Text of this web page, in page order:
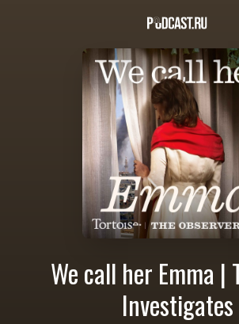
We call her Emma |
Investigates